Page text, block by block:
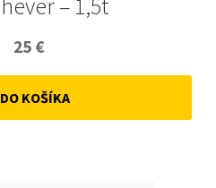
– 1,5t
Original
price
was:
25 €
price
is:
KOŠÍKA